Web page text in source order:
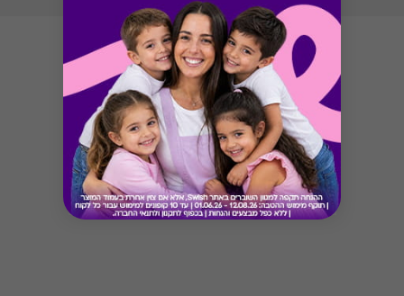
מימוש ההטבה בכפוף לתנאים והגבלות באתר המקור